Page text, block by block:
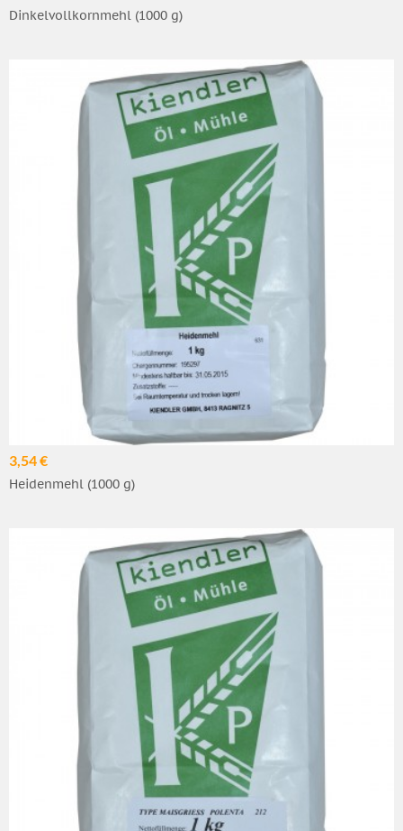
Dinkelvollkornmehl (1000 g)
3,54 €
Heidenmehl (1000 g)